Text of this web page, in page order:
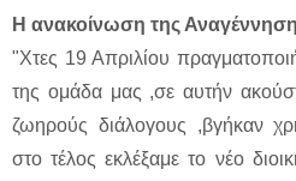
Η ανακοίνωση της
"Χτες 19 Απριλίου
της ομάδα μας ,σε αυτήν
ζωηρούς διάλογους ,βγήκαν
στο τέλος εκλέξαμε το νέο